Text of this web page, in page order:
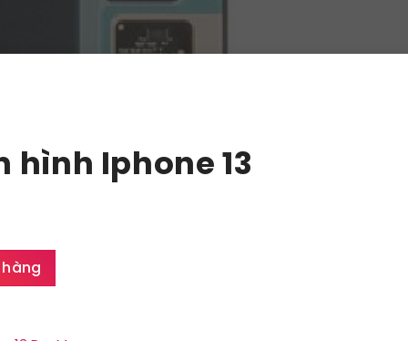
hình Iphone 13